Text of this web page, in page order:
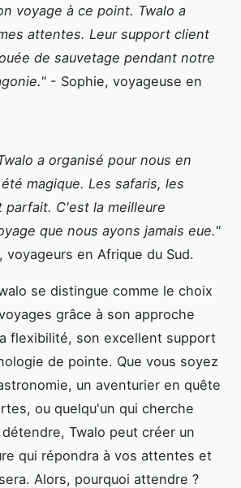
voyage à ce point. Twalo a
attentes. Leur support client
de sauvetage pendant notre
- Sophie, voyageuse en
a organisé pour nous en
magique. Les safaris, les
C'est la meilleure
que nous ayons jamais eue."
voyageurs en Afrique du Sud.
se distingue comme le choix
grâce à son approche
flexibilité, son excellent support
de pointe. Que vous soyez
un aventurier en quête
ou quelqu'un qui cherche
Twalo peut créer un
qui répondra à vos attentes et
Alors, pourquoi attendre ?